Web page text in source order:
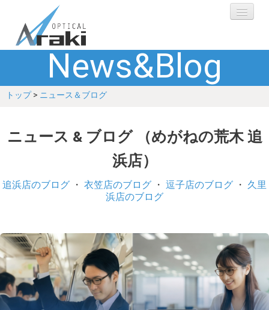
選ばれる理由
ブランド
ショップ
お客さまの声
ギャラリー
News&Blog
トップ> ニュース＆ブログ
ニュース & ブログ （めがねの荒木 追
浜店）
追浜店のブログ ・ 衣笠店のブログ ・ 逗子店のブログ ・ 久里
浜店のブログ